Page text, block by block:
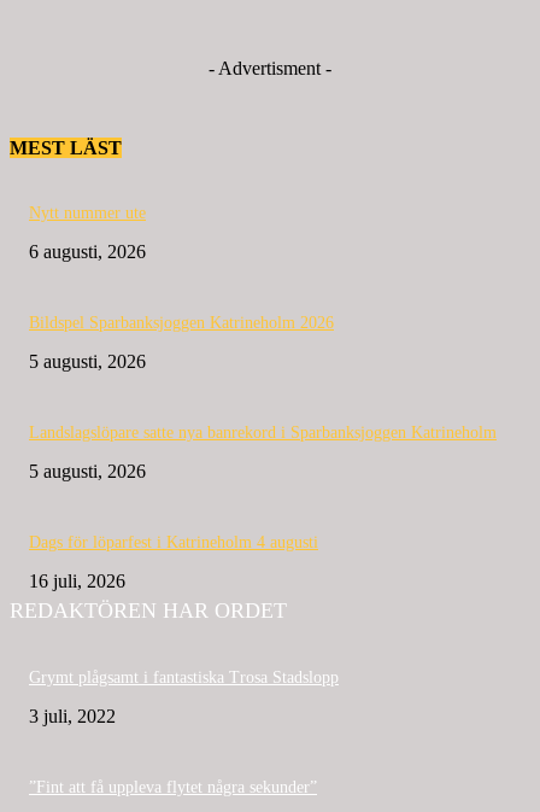
- Advertisment -
MEST LÄST
Nytt nummer ute
6 augusti, 2026
Bildspel Sparbanksjoggen Katrineholm 2026
5 augusti, 2026
Landslagslöpare satte nya banrekord i Sparbanksjoggen Katrineholm
5 augusti, 2026
Dags för löparfest i Katrineholm 4 augusti
16 juli, 2026
REDAKTÖREN HAR ORDET
Grymt plågsamt i fantastiska Trosa Stadslopp
3 juli, 2022
”Fint att få uppleva flytet några sekunder”